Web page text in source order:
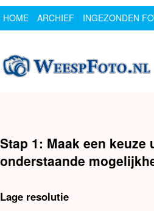
HOME ARCHIEF INGEZONDEN
Stap 1: Maak een keuze
onderstaande
Lage resolutie